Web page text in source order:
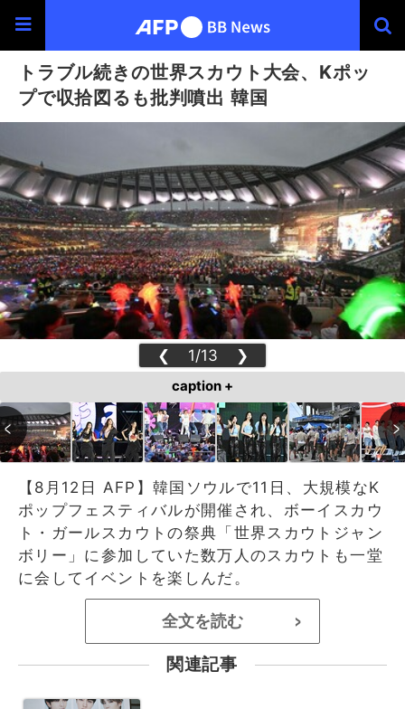
トラブル続きの世界スカウト大会、Kポッ
プで収拾図るも批判噴出 韓国
❮ 1/13 ❯
caption +
【8月12日 AFP】韓国ソウルで11日、大規模なK
ポップフェスティバルが開催され、ボーイスカウ
ト・ガールスカウトの祭典「世界スカウトジャン
ボリー」に参加していた数万人のスカウトも一堂
に会してイベントを楽しんだ。
全文を読む >
関連記事